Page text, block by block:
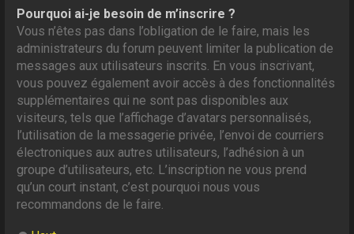
Pourquoi ai-je besoin de m’inscrire ?
Vous n’êtes pas dans l’obligation de le faire, mais les
administrateurs du forum peuvent limiter la publication de
messages aux utilisateurs inscrits. En vous inscrivant,
vous pouvez également avoir accès à des fonctionnalités
supplémentaires qui ne sont pas disponibles aux
visiteurs, tels que l’affichage d’avatars personnalisés,
l’utilisation de la messagerie privée, l’envoi de courriers
électroniques aux autres utilisateurs, l’adhésion à un
groupe d’utilisateurs, etc. L’inscription ne vous prend
qu’un court instant, c’est pourquoi nous vous
recommandons de le faire.